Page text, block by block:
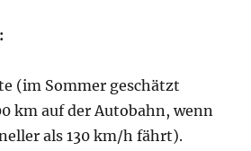
(im Sommer geschätzt
km auf der Autobahn, wenn
als 130 km/h fährt).